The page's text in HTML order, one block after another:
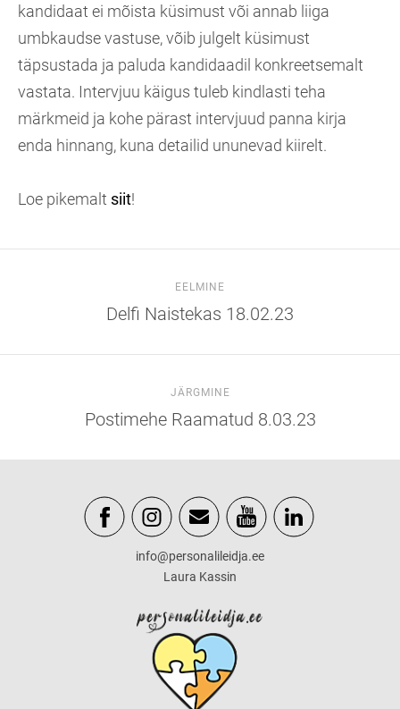
kandidaat ei mõista küsimust või annab liiga
umbkaudse vastuse, võib julgelt küsimust
täpsustada ja paluda kandidaadil konkreetsemalt
vastata. Intervjuu käigus tuleb kindlasti teha
märkmeid ja kohe pärast intervjuud panna kirja
enda hinnang, kuna detailid ununevad kiirelt.
Loe pikemalt siit!
EELMINE
Delfi Naistekas 18.02.23
JÄRGMINE
Postimehe Raamatud 8.03.23
info@personalileidja.ee
Laura Kassin